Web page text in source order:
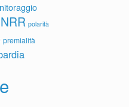
polarità
premialità